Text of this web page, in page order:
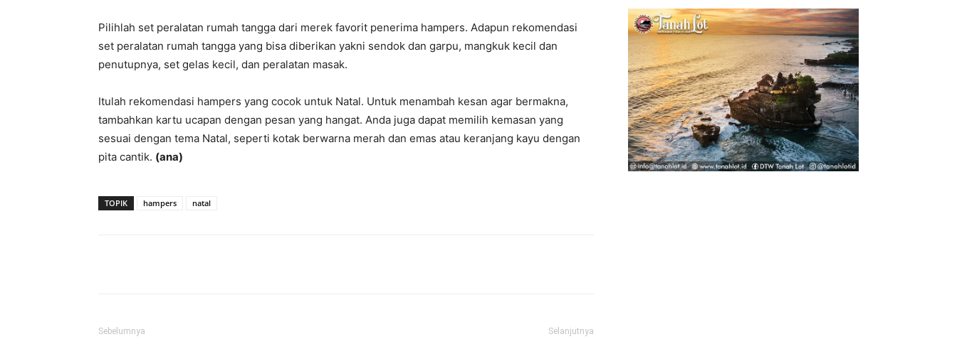
Pilihlah set peralatan rumah tangga dari merek favorit penerima hampers. Adapun rekomendasi
set peralatan rumah tangga yang bisa diberikan yakni sendok dan garpu, mangkuk kecil dan
penutupnya, set gelas kecil, dan peralatan masak.
Itulah rekomendasi hampers yang cocok untuk Natal. Untuk menambah kesan agar bermakna,
tambahkan kartu ucapan dengan pesan yang hangat. Anda juga dapat memilih kemasan yang
sesuai dengan tema Natal, seperti kotak berwarna merah dan emas atau keranjang kayu dengan
pita cantik. (ana)
TOPIK hampers natal
Sebelumnya Selanjutnya